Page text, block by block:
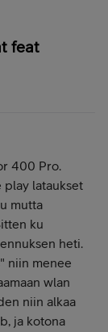
feat
400 Pro.
play lataukset
mutta
ku
heti.
niin menee
wlan
niin alkaa
ja kotona